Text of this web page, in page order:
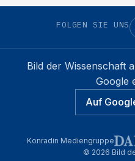
FOLGEN SIE UNS
Bild der Wissenschaft
Google
Auf
Konradin Mediengruppe
© 2026 Bild